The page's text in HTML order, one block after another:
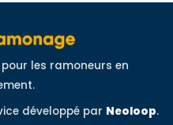
les ramoneurs en
développé par Neoloop.